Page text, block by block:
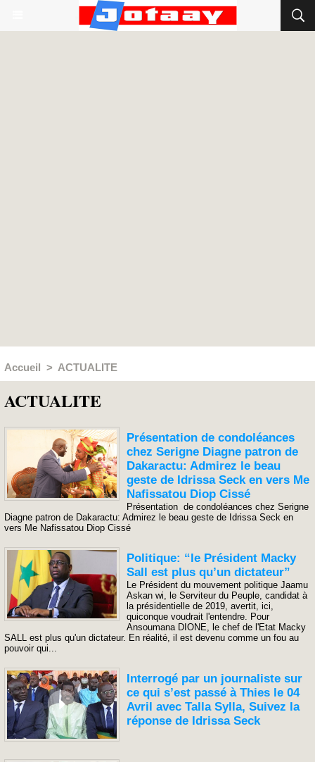
Accueil > ACTUALITE
ACTUALITE
Présentation de condoléances
chez Serigne Diagne patron de
Dakaractu: Admirez le beau
geste de Idrissa Seck en vers Me
Nafissatou Diop Cissé
Présentation de condoléances chez Serigne
Diagne patron de Dakaractu: Admirez le beau geste de Idrissa Seck en
vers Me Nafissatou Diop Cissé
Politique: “le Président Macky
Sall est plus qu’un dictateur”
Le Président du mouvement politique Jaamu
Askan wi, le Serviteur du Peuple, candidat à
la présidentielle de 2019, avertit, ici,
quiconque voudrait l'entendre. Pour
Ansoumana DIONE, le chef de l'Etat Macky
SALL est plus qu'un dictateur. En réalité, il est devenu comme un fou au
pouvoir qui...
Interrogé par un journaliste sur
ce qui s’est passé à Thies le 04
Avril avec Talla Sylla, Suivez la
réponse de Idrissa Seck